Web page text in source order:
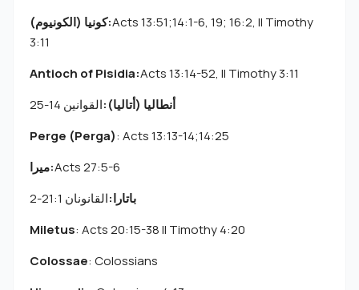
كونيا (الكونيوم):Acts 13:51;14:1-6, 19; 16:2, II Timothy
3:11
Antioch of Pisidia:Acts 13:14-52, II Timothy 3:11
أنطاليا (أتاليا):القوانين 14-25
Perge (Perga): Acts 13:13-14;14:25
ميرا:Acts 27:5-6
باتارا:القانونان 21:1-2
Miletus: Acts 20:15-38 II Timothy 4:20
Colossae: Colossians